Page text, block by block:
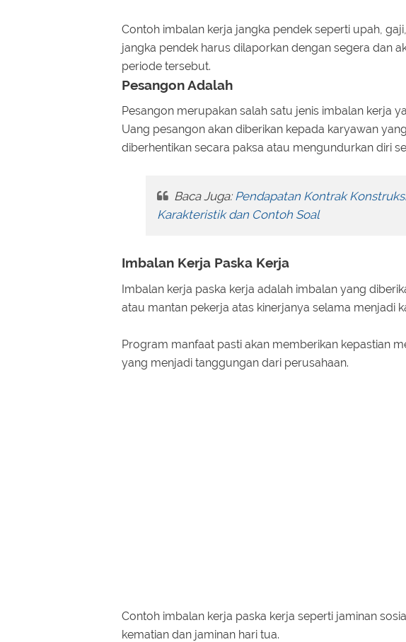
Contoh imbalan kerja jangka pendek seperti upah,
jangka pendek harus dilaporkan dengan segera dan
periode tersebut.
Pesangon Adalah
Pesangon merupakan salah satu jenis imbalan kerja
Uang pesangon akan diberikan kepada karyawan
diberhentikan secara paksa atau mengundurkan diri
Baca Juga: Pendapatan Kontrak
Karakteristik dan Contoh Soal
Imbalan Kerja Paska Kerja
Imbalan kerja paska kerja adalah imbalan yang
atau mantan pekerja atas kinerjanya selama menjadi
Program manfaat pasti akan memberikan kepastian
yang menjadi tanggungan dari perusahaan.
Contoh imbalan kerja paska kerja seperti jaminan
kematian dan jaminan hari tua.